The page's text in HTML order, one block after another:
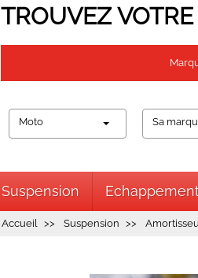
TROUVEZ
Moto Sa
Suspension
Accueil Suspension